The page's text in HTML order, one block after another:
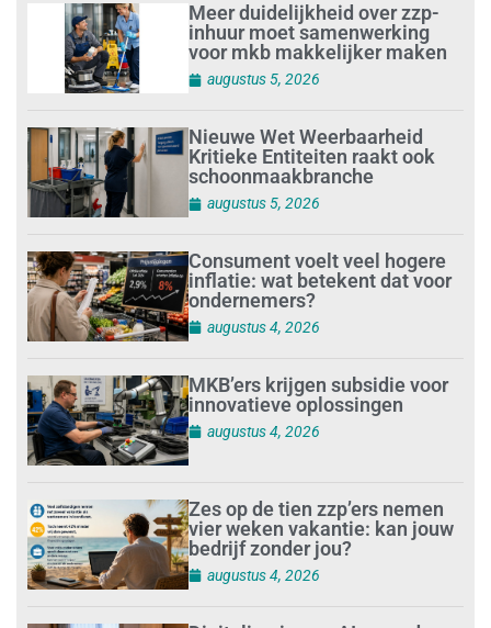
Meer duidelijkheid over zzp-
inhuur moet samenwerking
voor mkb makkelijker maken
augustus 5, 2026
Nieuwe Wet Weerbaarheid
Kritieke Entiteiten raakt ook
schoonmaakbranche
augustus 5, 2026
Consument voelt veel hogere
inflatie: wat betekent dat voor
ondernemers?
augustus 4, 2026
MKB’ers krijgen subsidie voor
innovatieve oplossingen
augustus 4, 2026
Zes op de tien zzp’ers nemen
vier weken vakantie: kan jouw
bedrijf zonder jou?
augustus 4, 2026